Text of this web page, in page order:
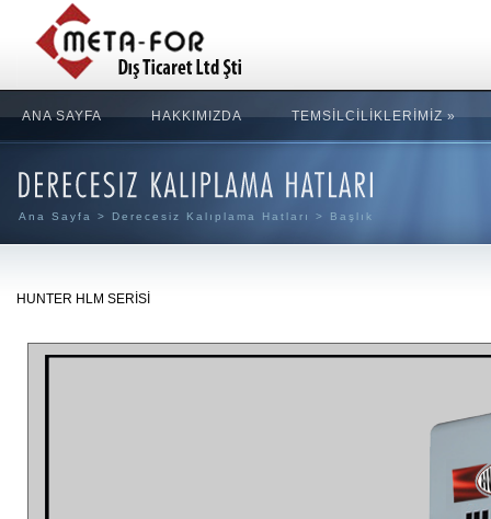
ANA SAYFA HAKKIMIZDA TEMSİLCİLİKLERİMİZ»
Ana Sayfa > Derecesiz Kalıplama Hatları > Başlık
HUNTER HLM SERİSİ